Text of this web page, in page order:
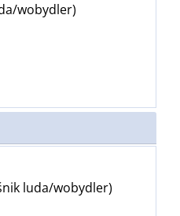
wobydler)
luda/wobydler)